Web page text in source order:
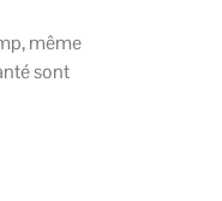
même
sont